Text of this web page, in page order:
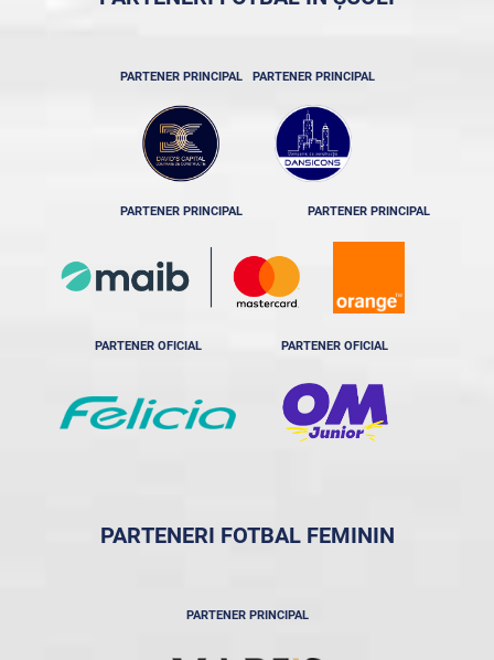
PARTENER PRINCIPAL PARTENER PRINCIPAL
PARTENER PRINCIPAL PARTENER PRINCIPAL
PARTENER OFICIAL PARTENER OFICIAL
PARTENERI FOTBAL FEMININ
PARTENER PRINCIPAL